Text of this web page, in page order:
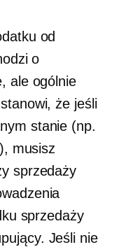
od
o
ale ogólnie
że jeśli
stanie (np.
musisz
sprzedaży
sprzedaży
Jeśli nie